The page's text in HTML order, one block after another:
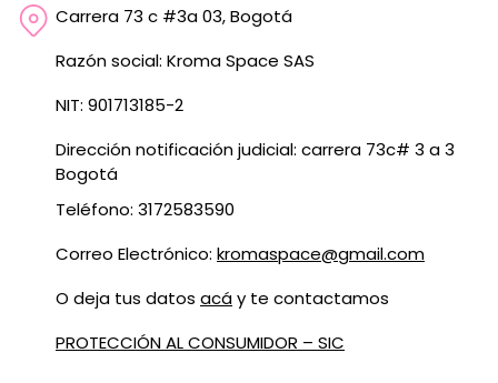
Carrera 73 c #3a 03, Bogotá
Razón social: Kroma Space SAS
NIT: 901713185-2
Dirección notificación judicial: carrera 73c# 3 a 3
Bogotá
Teléfono: 3172583590
Correo Electrónico: kromaspace@gmail.com
O deja tus datos acáy te contactamos
PROTECCIÓN AL CONSUMIDOR – SIC